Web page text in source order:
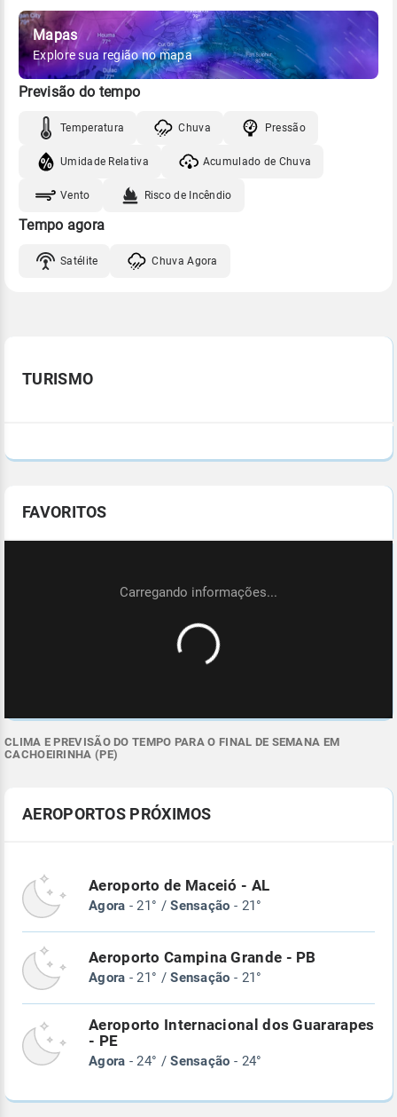
Mapas
Explore sua região no mapa
Previsão do tempo
Temperatura Chuva Pressão
Umidade Relativa Acumulado de Chuva
Vento Risco de Incêndio
Tempo agora
Satélite Chuva Agora
TURISMO
FAVORITOS
CLIMA E PREVISÃO DO TEMPO PARA O FINAL DE SEMANA EM
CACHOEIRINHA (PE)
AEROPORTOS PRÓXIMOS
Aeroporto de Maceió - AL
Agora - 21° /Sensação - 21°
Aeroporto Campina Grande - PB
Agora - 21° /Sensação - 21°
Aeroporto Internacional dos Guararapes
- PE
Agora - 24° /Sensação - 24°